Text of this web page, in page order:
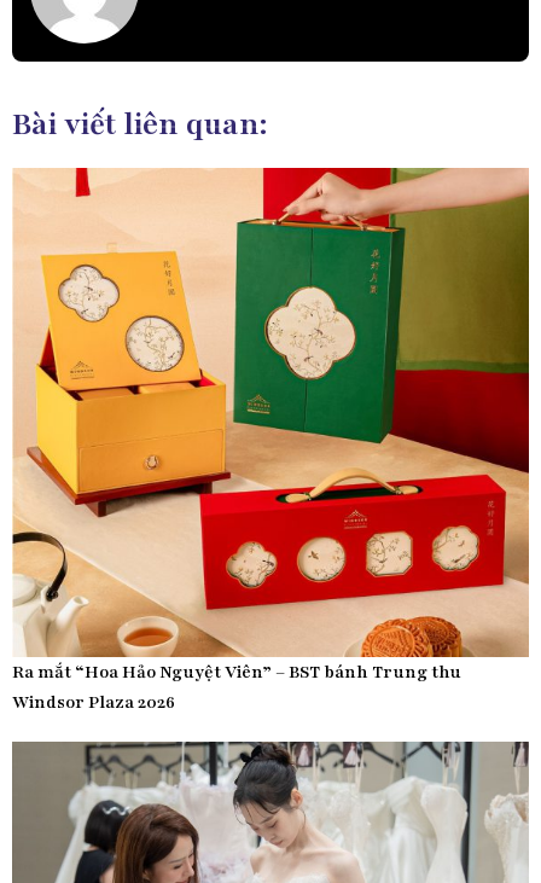
Bài viết liên quan:
Ra mắt “Hoa Hảo Nguyệt Viên” – BST bánh Trung thu
Windsor Plaza 2026